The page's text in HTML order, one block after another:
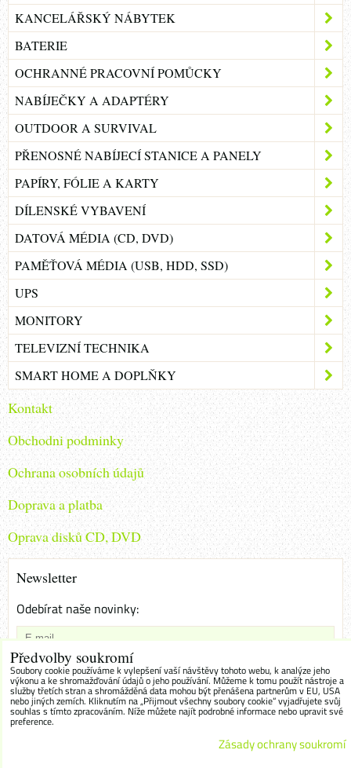
KANCELÁŘSKÝ NÁBYTEK
BATERIE
OCHRANNÉ PRACOVNÍ POMŮCKY
NABÍJEČKY A ADAPTÉRY
OUTDOOR A SURVIVAL
PŘENOSNÉ NABÍJECÍ STANICE A PANELY
PAPÍRY, FÓLIE A KARTY
DÍLENSKÉ VYBAVENÍ
DATOVÁ MÉDIA (CD, DVD)
PAMĚŤOVÁ MÉDIA (USB, HDD, SSD)
UPS
MONITORY
TELEVIZNÍ TECHNIKA
SMART HOME A DOPLŇKY
Kontakt
Obchodni podminky
Ochrana osobních údajů
Doprava a platba
Oprava disků CD, DVD
Newsletter
Odebírat naše novinky:
Chci se přihlásit k odběru novinek e-mailem
Odebírat
Předvolby soukromí
Soubory cookie používáme k vylepšení vaší návštěvy tohoto webu, k analýze jeho
výkonu a ke shromažďování údajů o jeho používání. Můžeme k tomu použít nástroje a
služby třetích stran a shromážděná data mohou být přenášena partnerům v EU, USA
nebo jiných zemích. Kliknutím na „Přijmout všechny soubory cookie“ vyjadřujete svůj
souhlas s tímto zpracováním. Níže můžete najít podrobné informace nebo upravit své
preference.
Zásady ochrany soukromí